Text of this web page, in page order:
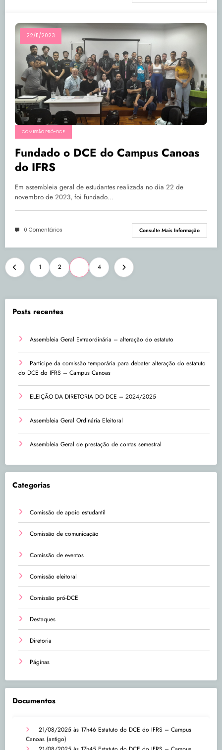
22/11/2023
COMISSÃO PRÓ-DCE
Fundado o DCE do Campus Canoas
do IFRS
Em assembleia geral de estudantes realizada no dia 22 de
novembro de 2023, foi fundado…
0 Comentários Consulte Mais Informação
Paginação
de
posts
1 2 4
Posts recentes
Assembleia Geral Extraordinária – alteração do estatuto
Participe da comissão temporária para debater alteração do estatuto
do DCE do IFRS – Campus Canoas
ELEIÇÃO DA DIRETORIA DO DCE – 2024/2025
Assembleia Geral Ordinária Eleitoral
Assembleia Geral de prestação de contas semestral
Categorias
Comissão de apoio estudantil
Comissão de comunicação
Comissão de eventos
Comissão eleitoral
Comissão pró-DCE
Destaques
Diretoria
Páginas
Documentos
21/08/2025 às 17h46 Estatuto do DCE do IFRS – Campus
Canoas (antigo)